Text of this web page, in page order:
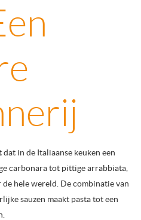
in de Italiaanse keuken een
carbonara tot pittige arrabbiata,
hele wereld. De combinatie van
sauzen maakt pasta tot een